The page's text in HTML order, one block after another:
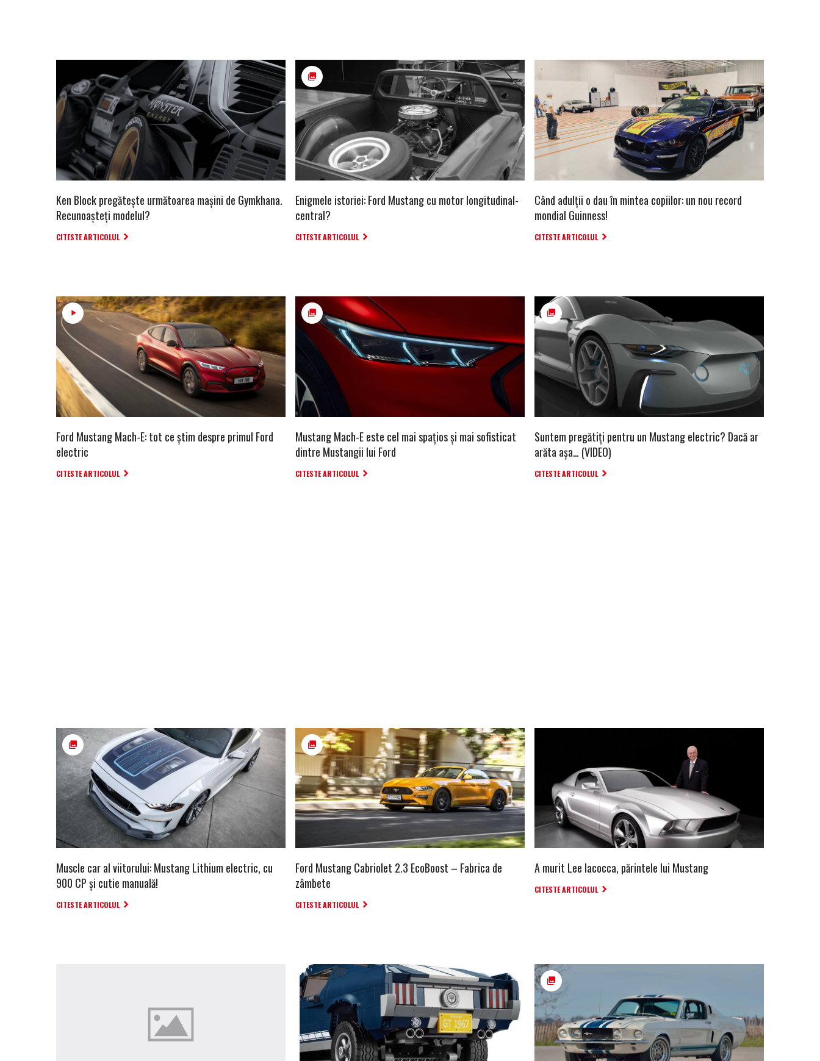
Ken Block pregătește următoarea mașini de Gymkhana.
Recunoașteți modelul?
CITESTE ARTICOLUL
Enigmele istoriei: Ford Mustang cu motor longitudinal-
central?
CITESTE ARTICOLUL
Când adulții o dau în mintea copiilor: un nou record
mondial Guinness!
CITESTE ARTICOLUL
Ford Mustang Mach-E: tot ce știm despre primul Ford
electric
CITESTE ARTICOLUL
Mustang Mach-E este cel mai spațios și mai sofisticat
dintre Mustangii lui Ford
CITESTE ARTICOLUL
Suntem pregătiți pentru un Mustang electric? Dacă ar
arăta așa… (VIDEO)
CITESTE ARTICOLUL
Muscle car al viitorului: Mustang Lithium electric, cu
900 CP și cutie manuală!
CITESTE ARTICOLUL
Ford Mustang Cabriolet 2.3 EcoBoost – Fabrica de
zâmbete
CITESTE ARTICOLUL
A murit Lee Iacocca, părintele lui Mustang
CITESTE ARTICOLUL